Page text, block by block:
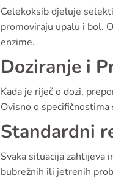
Celekoksib djeluje
promoviraju upalu i bol.
enzime.
Doziranje i
Kada je riječ o dozi,
Ovisno o
Standardni
Svaka situacija
bubrežnih ili jetrenih